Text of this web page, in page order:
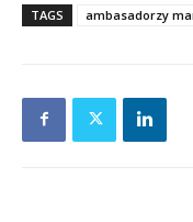
TAGS ambasadorzy